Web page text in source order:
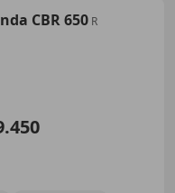
CBR 650 R